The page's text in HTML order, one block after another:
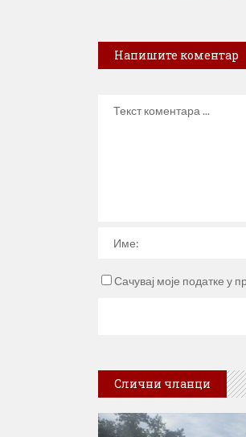
Напишите коментар
Сачувај моје податке у
Слични чланци